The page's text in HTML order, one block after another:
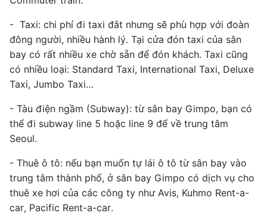
- Taxi: chi phí đi taxi đắt nhưng sẽ phù hợp với đoàn
đông người, nhiều hành lý. Tại cửa đón taxi của sân
bay có rất nhiều xe chờ sẵn để đón khách. Taxi cũng
có nhiều loại: Standard Taxi, International Taxi, Deluxe
Taxi, Jumbo Taxi…
- Tàu điện ngầm (Subway): từ sân bay Gimpo, bạn có
thể đi subway line 5 hoặc line 9 để về trung tâm
Seoul.
- Thuê ô tô: nếu bạn muốn tự lái ô tô từ sân bay vào
trung tâm thành phố, ở sân bay Gimpo có dịch vụ cho
thuê xe hơi của các công ty như Avis, Kuhmo Rent-a-
car, Pacific Rent-a-car.